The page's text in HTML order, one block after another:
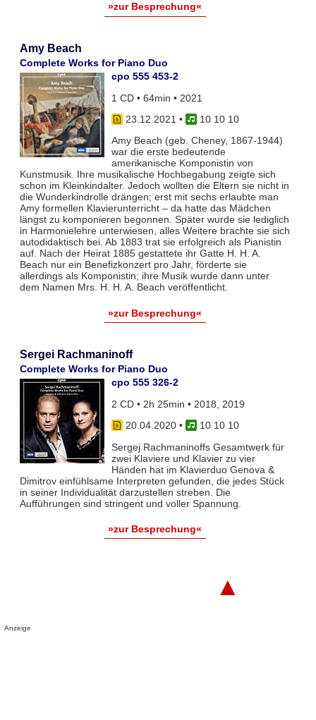
»zur Besprechung«
Amy Beach
Complete Works for Piano Duo
cpo 555 453-2
1 CD • 64min • 2021
23.12.2021 •
10 10 10
Amy Beach (geb. Cheney, 1867-1944)
war die erste bedeutende
amerikanische Komponistin von
Kunstmusik. Ihre musikalische Hochbegabung zeigte sich
schon im Kleinkindalter. Jedoch wollten die Eltern sie nicht in
die Wunderkindrolle drängen; erst mit sechs erlaubte man
Amy formellen Klavierunterricht – da hatte das Mädchen
längst zu komponieren begonnen. Später wurde sie lediglich
in Harmonielehre unterwiesen, alles Weitere brachte sie sich
autodidaktisch bei. Ab 1883 trat sie erfolgreich als Pianistin
auf. Nach der Heirat 1885 gestattete ihr Gatte H. H. A.
Beach nur ein Benefizkonzert pro Jahr, förderte sie
allerdings als Komponistin; ihre Musik wurde dann unter
dem Namen Mrs. H. H. A. Beach veröffentlicht.
»zur Besprechung«
Sergei Rachmaninoff
Complete Works for Piano Duo
cpo 555 326-2
2 CD • 2h 25min • 2018, 2019
20.04.2020•
10 10 10
Sergej Rachmaninoffs Gesamtwerk für
zwei Klaviere und Klavier zu vier
Händen hat im Klavierduo Genova &
Dimitrov einfühlsame Interpreten gefunden, die jedes Stück
in seiner Individualität darzustellen streben. Die
Aufführungen sind stringent und voller Spannung.
»zur Besprechung«
▲
Anzeige